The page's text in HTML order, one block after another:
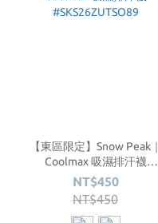
【東區限定】Snow Peak｜
Coolmax 吸濕排汗襪
#SKS26ZUTSO89
NT$450
NT$450